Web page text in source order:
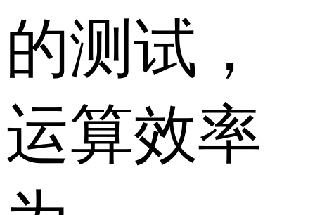
的测试，
运算效率